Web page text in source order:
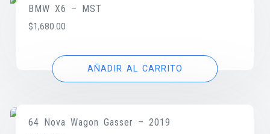
BMW X6 – MST
$1,680.00
AÑADIR AL CARRITO
64 Nova Wagon Gasser – 2019